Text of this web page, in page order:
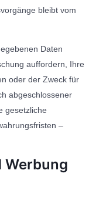
bleibt vom
Daten
auffordern, Ihre
oder der Zweck für
abgeschlossener
gesetzliche
–
Werbung